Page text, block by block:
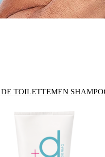
TOILETTEMEN